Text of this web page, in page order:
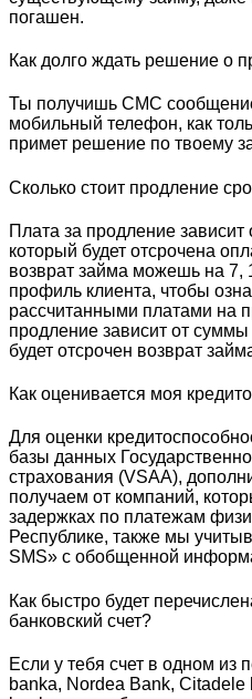
погашен.
Как долго ждать решение о
Ты получишь СМС
мобильный телефон, как
примет решение по твоему
Сколько стоит продление
Плата за продление
который будет отсрочена
возврат займа можешь на 7,
профиль клиента, чтобы
рассчитанными платами на
продление зависит от
будет отсрочен возврат
Как оценивается моя
Для оценки
базы данных
страхования (VSАА),
получаем от компаний,
задержках по платежам
Республике, также мы
SMS» с обобщенной
Как быстро будет
банковский счет?
Если у тебя счет в одном из
banka, Nordea Bank,